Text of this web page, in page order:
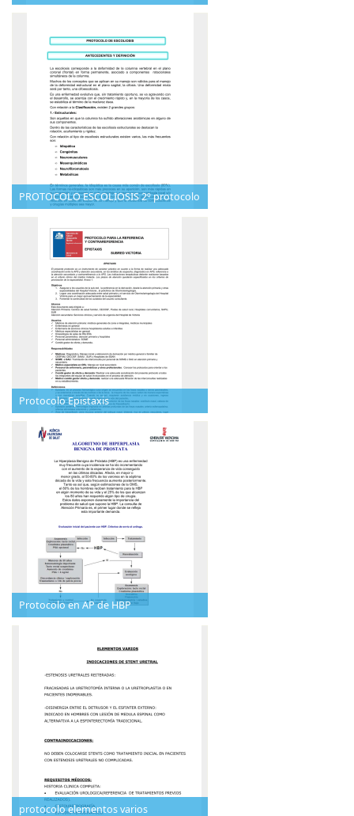
PROTOCOLO ESCOLIOSIS 2º protocolo
Protocolo Epistaxis
Protocolo en AP de HBP
protocolo elementos varios